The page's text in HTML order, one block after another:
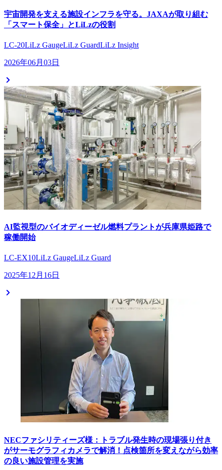
宇宙開発を支える施設インフラを守る。JAXAが取り組む
「スマート保全」とLiLzの役割
LC-20LiLz GaugeLiLz GuardLiLz Insight
2026年06月03日
AI監視型のバイオディーゼル燃料プラントが兵庫県姫路で
稼働開始
LC-EX10LiLz GaugeLiLz Guard
2025年12月16日
NECファシリティーズ様：トラブル発生時の現場張り付き
がサーモグラフィカメラで解消！点検箇所を変えながら効率
の良い施設管理を実施